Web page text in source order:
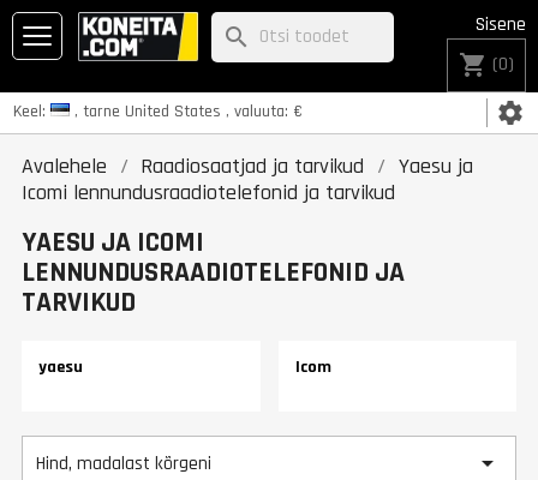
Keel: , tarne United States , valuuta: € settings
Sisene
shopping_cart (0)
search
Avalehele Raadiosaatjad ja tarvikud
Yaesu ja
Icomi lennundusraadiotelefonid ja tarvikud
YAESU JA ICOMI
LENNUNDUSRAADIOTELEFONID JA
TARVIKUD
yaesu Icom
Hind, madalast kõrgeni 